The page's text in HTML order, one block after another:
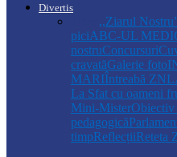
Divertis
,,Ziarul
piciABC-UL
nostruConcursuri
cravatăGalerie foto
MARIÎntreabă ZN
La Sfat cu oameni
Mini-Mister
pedagogică
timpReflecțiiReteta